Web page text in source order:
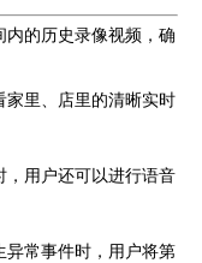
内的历史录像视频，确
里、店里的清晰实时
用户还可以进行语音
常事件时，用户将第